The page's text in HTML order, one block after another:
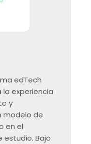
edTech
experiencia
y
modelo de
en el
Bajo